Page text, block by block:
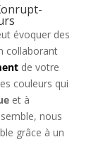
évoquer des
collaborant
de votre
couleurs qui
et à
nous
grâce à un